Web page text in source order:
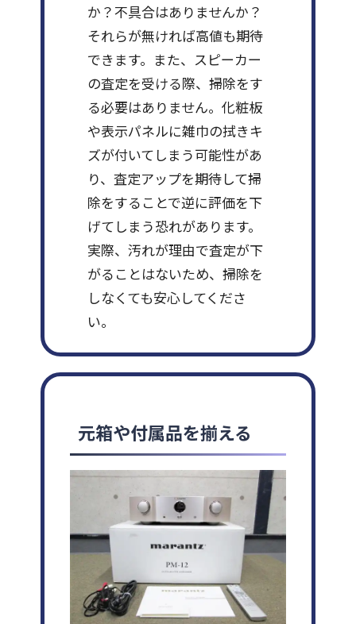
か？不具合はありませんか？
それらが無ければ高値も期待
できます。また、スピーカー
の査定を受ける際、掃除をす
る必要はありません。化粧板
や表示パネルに雑巾の拭きキ
ズが付いてしまう可能性があ
り、査定アップを期待して掃
除をすることで逆に評価を下
げてしまう恐れがあります。
実際、汚れが理由で査定が下
がることはないため、掃除を
しなくても安心してくださ
い。
元箱や付属品を揃える